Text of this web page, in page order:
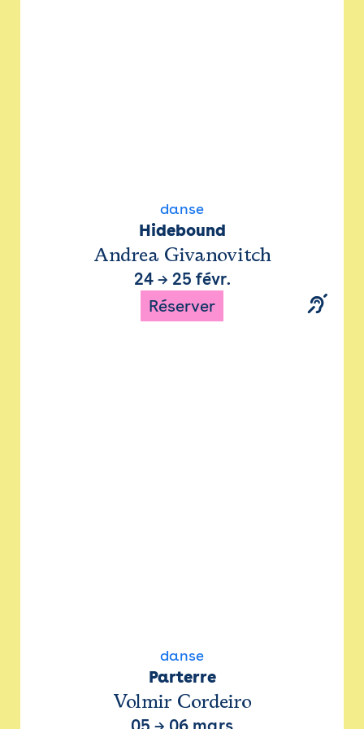
danse
Hidebound
Andrea Givanovitch
24→ 25 févr.
Réserver
danse
Parterre
Volmir Cordeiro